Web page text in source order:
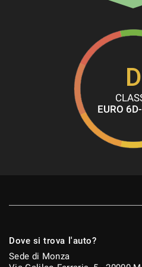
Portellone posteriore elettrico
Regolazione elettrica sedili
Schermo multifunzione
Sedile posteriore sdoppiato
Sedili riscaldati
Navigatore satellitare
D
EURO
Dove si trova l'auto?
Sede di Monza